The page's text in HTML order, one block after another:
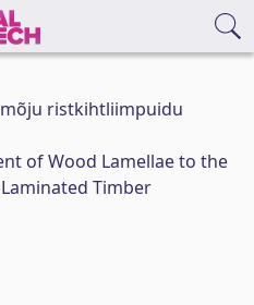
ristkihtliimpuidu
of Wood Lamellae to the
Timber